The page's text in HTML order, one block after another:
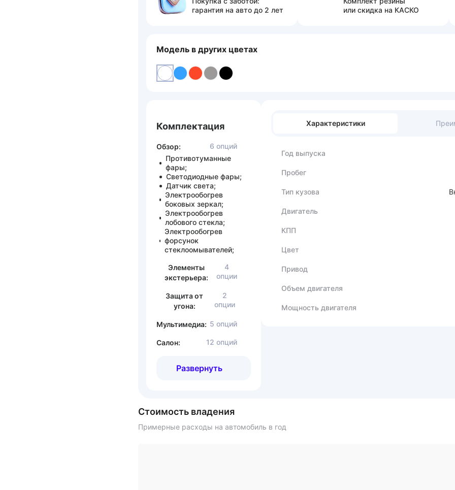
гарантия на авто до 2 лет
или скидка на КАСКО
Модель в других цветах
Комплектация
Обзор:
6 опций
Противотуманные
фары;
Светодиодные фары;
Датчик света;
Электрообогрев
боковых зеркал;
Электрообогрев
лобового стекла;
Электрообогрев
форсунок
стеклоомывателей;
Элементы
экстерьера:
4
опции
Защита от
угона:
2
опции
Мультимедиа: 5 опций
Салон: 12 опций
Развернуть
Характеристики
Год выпуска
Пробег
Тип кузова
Двигатель
КПП
Цвет
Привод
Объем двигателя
Мощность двигателя
Стоимость владения
Примерные расходы на автомобиль в год